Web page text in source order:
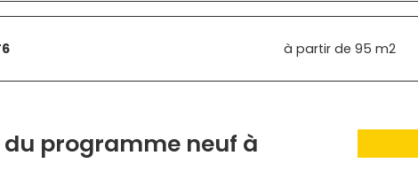
à partir de 95 m2
programme neuf à